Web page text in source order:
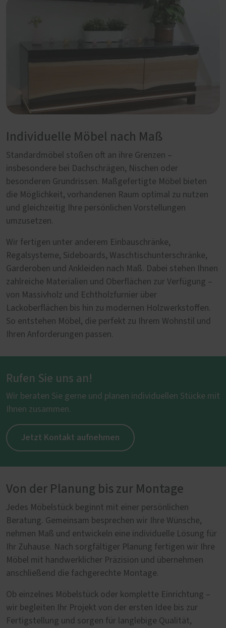
Individuelle Möbel nach Maß
Standardmöbel stoßen oft an ihre Grenzen –
insbesondere bei Dachschrägen, Nischen oder
besonderen Grundrissen. Maßgefertigte Möbel bieten
die Möglichkeit, vorhandenen Raum optimal zu nutzen
und gleichzeitig Ihre persönlichen Vorstellungen
umzusetzen.
Wir fertigen unter anderem Einbauschränke,
Regalsysteme, Sideboards, Waschtischunterschränke,
Garderoben und Ankleiden nach Maß. Dabei stehen Ihnen
zahlreiche Materialien und Oberflächen zur Verfügung –
von Massivholz und Echtholzfurnier über
Lackoberflächen bis hin zu modernen Holzwerkstoffen.
So entstehen Möbel, die perfekt zu Ihrem Wohnstil und
Ihren Anforderungen passen.
Rufen Sie uns an!
Wir beraten Sie gerne und planen individuellen Stücke mit
Ihnen zusammen.
Jetzt Kontakt aufnehmen
Von der Planung bis zur Montage
Jedes Möbelstück beginnt mit einer persönlichen
Beratung. Gemeinsam besprechen wir Ihre Wünsche,
nehmen Maß und entwickeln eine individuelle Lösung für
Ihr Zuhause. Nach sorgfältiger Planung fertigen wir Ihre
Möbel mit handwerklicher Präzision und übernehmen
anschließend die fachgerechte Montage.
Ob einzelnes Möbelstück oder komplette Einrichtung –
wir begleiten Ihr Projekt von der ersten Idee bis zur
Fertigstellung und sorgen für langlebige Qualität,